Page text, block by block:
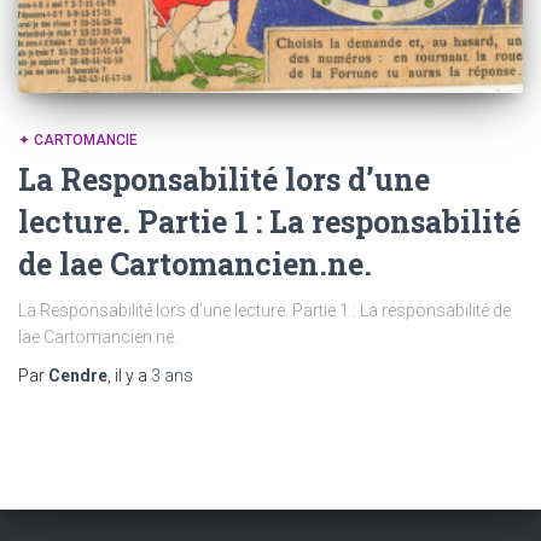
✦ CARTOMANCIE
La Responsabilité lors d’une
lecture. Partie 1 : La responsabilité
de lae Cartomancien.ne.
La Responsabilité lors d’une lecture. Partie 1 : La responsabilité de
lae Cartomancien.ne.
Par Cendre , il y a 3 ans